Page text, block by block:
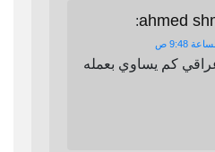
ahmed
:
كم يساوي بعمله